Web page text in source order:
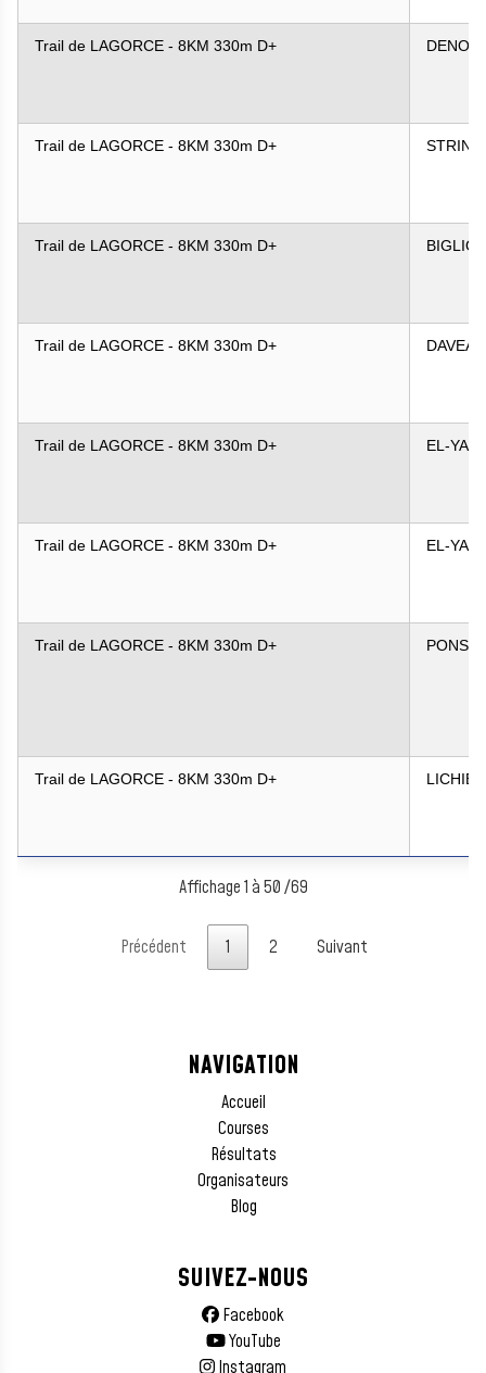
Trail de LAGORCE - 8KM 330m D+
Trail de LAGORCE - 8KM 330m D+
Trail de LAGORCE - 8KM 330m D+
Trail de LAGORCE - 8KM 330m D+ DAVEAU
Trail de LAGORCE - 8KM 330m D+ EL-
Trail de LAGORCE - 8KM 330m D+ EL-
Trail de LAGORCE - 8KM 330m D+
Trail de LAGORCE - 8KM 330m D+
Affichage 1 à 50 /69
Précédent 1 2 Suivant
NAVIGATION
Accueil
Courses
Résultats
Organisateurs
Blog
SUIVEZ-NOUS
Facebook
YouTube
Instagram